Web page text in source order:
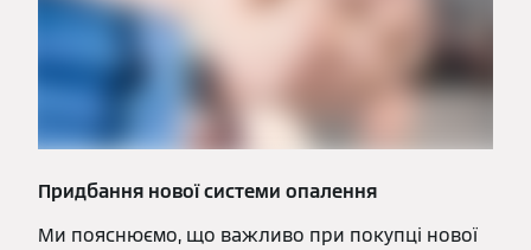
Придбання нової системи опалення
Ми пояснюємо, що важливо при покупці нової